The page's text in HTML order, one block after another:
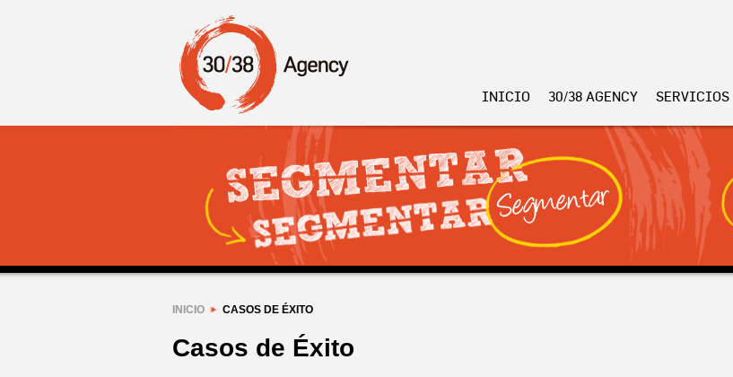
INICIO 30/38 AGENCY SERVICIOS
INICIO CASOS DE ÉXITO
Casos de Éxito